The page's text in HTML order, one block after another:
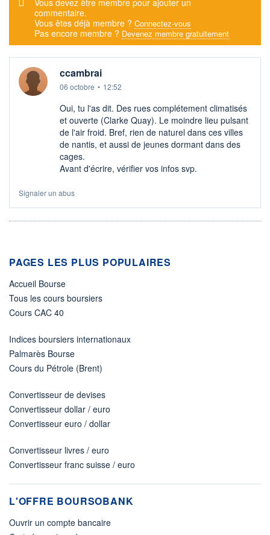
Vous devez être membre pour ajouter un
commentaire.
Vous êtes déjà membre ? Connectez-vous
Pas encore membre ? Devenez membre gratuitement
ccambrai
06 octobre • 12:52
Oui, tu l'as dit. Des rues complétement climatisés
et ouverte (Clarke Quay). Le moindre lieu pulsant
de l'air froid. Bref, rien de naturel dans ces villes
de nantis, et aussi de jeunes dormant dans des
cages.
Avant d'écrire, vérifier vos infos svp.
Signaler un abus
PAGES LES PLUS POPULAIRES
Accueil Bourse
Tous les cours boursiers
Cours CAC 40
Indices boursiers internationaux
Palmarès Bourse
Cours du Pétrole (Brent)
Convertisseur de devises
Convertisseur dollar / euro
Convertisseur euro / dollar
Convertisseur livres / euro
Convertisseur franc suisse / euro
L'OFFRE BOURSOBANK
Ouvrir un compte bancaire